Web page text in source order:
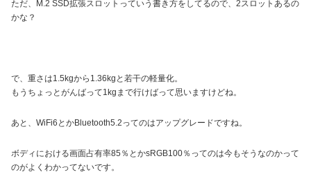
ただ、 M.2 SSD拡張スロットっていう書き方をしてるので、2スロットあるの
かな？
で、重さは1.5kgから1.36kgと若干の軽量化。
もうちょっとがんばって1kgまで行けばって思いますけどね。
あと、WiFi6とかBluetooth5.2ってのはアップグレードですね。
ボディにおける画面占有率85％とかsRGB100％ってのは今もそうなのかって
のがよくわかってないです。